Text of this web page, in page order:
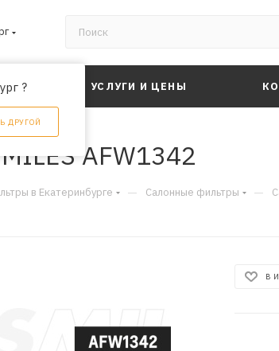
?
ДРУГОЙ
УСЛУГИ И ЦЕНЫ
AFW1342
в Екатеринбурге — Салонные фильтры —
В